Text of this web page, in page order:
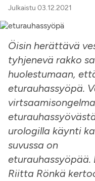
Julkaistu 03.12.2021
Öisin herättävä
tyhjenevä rakko
huolestumaan,
eturauhassyöpä.
urologilla käynti
suvussa on
eturauhassyöpää.
Riitta Rönkä